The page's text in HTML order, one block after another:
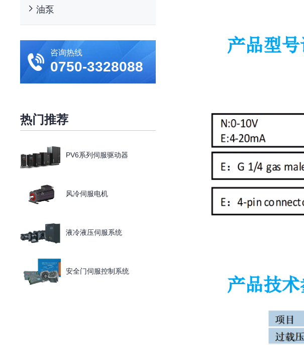
油泵
咨询热线
0750-3328088
热门推荐
PV6系列伺服驱动器
风冷伺服电机
液冷液压伺服系统
安全门伺服控制系统